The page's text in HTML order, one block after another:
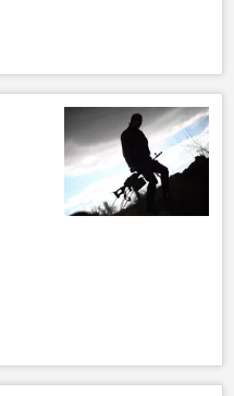
одежда